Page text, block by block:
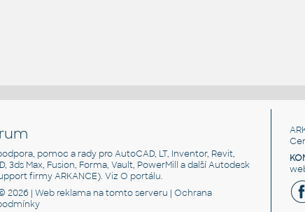
pomoc a rady pro AutoCAD, LT, Inventor, Revit,
3ds Max, Fusion, Forma, Vault, PowerMill a další Autodesk
firmy ARKANCE). VizO portálu.
2026 |Web reklama na tomto serveru |Ochrana